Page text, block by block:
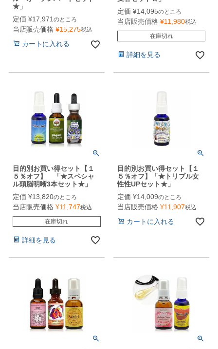
★」
定価 ¥17,971 のところ
当店販売価格 ¥15,275税込
カートに入れる
定価 ¥14,095のところ
当店販売価格 ¥11,980税込
在庫切れ
詳細を見る
目的別お買い得セット【１
５％オフ】 「★スペシャ
ル頭脳明晰3本セット★」
定価 ¥13,820のところ
当店販売価格 ¥11,747税込
在庫切れ
詳細を見る
目的別お買い得セット【１
５％オフ】「★トリプル女
性性UPセット★」
定価 ¥14,009のところ
当店販売価格 ¥11,907税込
カートに入れる